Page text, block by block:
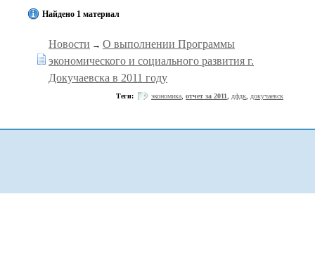
Найдено 1 материал
Новости → О выполнении Программы
экономического и социального развития г.
Докучаевска в 2011 году
Теги: экономика отчет за 2011 дфдк докучаевск